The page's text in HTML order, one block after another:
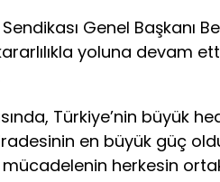
Genel Başkanı
yoluna devam
Türkiye’nin büyük
en büyük güç
herkesin